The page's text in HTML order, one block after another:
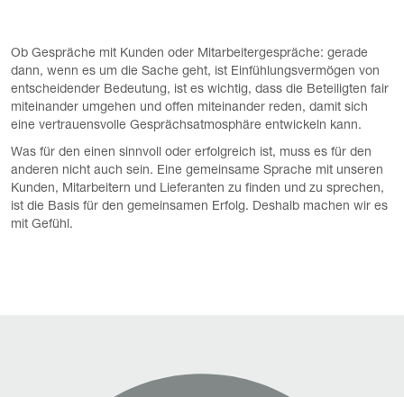
Ob Gespräche mit Kunden oder Mitarbeitergespräche: gerade
dann, wenn es um die Sache geht, ist Einfühlungsvermögen von
entscheidender Bedeutung, ist es wichtig, dass die Beteiligten fair
miteinander umgehen und offen miteinander reden, damit sich
eine vertrauensvolle Gesprächsatmosphäre entwickeln kann.
Was für den einen sinnvoll oder erfolgreich ist, muss es für den
anderen nicht auch sein. Eine gemeinsame Sprache mit unseren
Kunden, Mitarbeitern und Lieferanten zu finden und zu sprechen,
ist die Basis für den gemeinsamen Erfolg. Deshalb machen wir es
mit Gefühl.